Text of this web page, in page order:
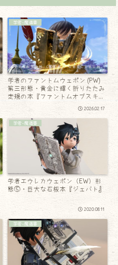
学者-魔道書
学者のファントムウェポン (PW)
第三形態・黄金に輝く折りたたみ
定規の本『ファントムオブスキュ
2026.02.17
学者-魔道書
学者エウレカウェポン（EW）形
態⑤・巨大な石板本『ジェバト』
2020.08.11
学者-魔道書